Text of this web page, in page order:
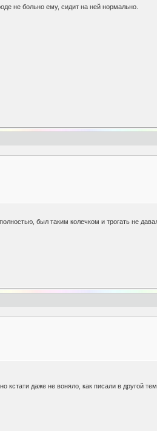
не больно ему, сидит на ней нормально.
был таким колечком и трогать не
но кстати даже не воняло, как писали в другой